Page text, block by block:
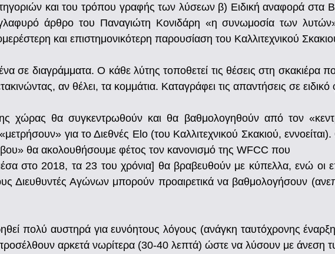
και του τρόπου γραφής των λύσεων β) Ειδική αναφορά στα
άρθρο του Παναγιώτη Κονιδάρη «η συνωμοσία των
και επιστημονικότερη παρουσίαση του Καλλιτεχνικού
σε διαγράμματα. Ο κάθε λύτης τοποθετεί τις θέσεις στη σκακιέρα
αν θέλει, τα κομμάτια. Καταγράφει τις απαντήσεις σε
χώρας θα συγκεντρωθούν και θα βαθμολογηθούν από τον
για το Διεθνές Elo (του Καλλιτεχνικού Σκακιού,
θα ακολουθήσουμε φέτος τον κανονισμό της WFCC που
στο 2018, τα 23 του χρόνια] θα βραβευθούν με κύπελλα, ενώ οι
Διευθυντές Αγώνων μπορούν προαιρετικά να βαθμολογήσουν
πολύ αυστηρά για ευνόητους λόγους (ανάγκη ταυτόχρονης
αρκετά νωρίτερα (30-40 λεπτά) ώστε να λύσουν με άνεση